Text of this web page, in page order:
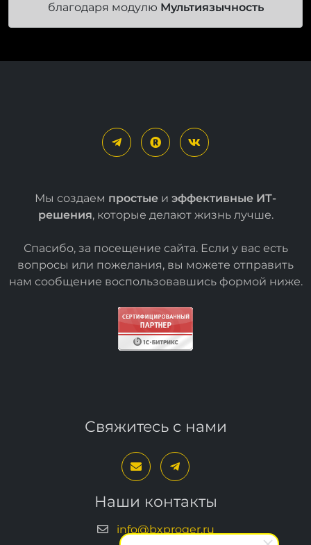
Этот сайт мультиязычный
благодаря модулюМультиязычность
Мы создаемпростыеиэффективные ИТ-
Спасибо, за посещение сайта. Если у вас есть
вопросы или пожелания, вы можете отправить
нам сообщение воспользовавшись формой
Свяжитесь с нами
Наши контакты